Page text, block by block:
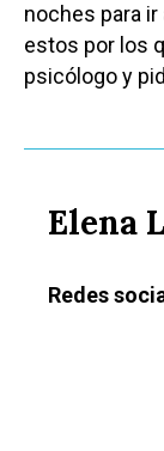
noches para
estos por los
psicólogo y
Elena
Redes